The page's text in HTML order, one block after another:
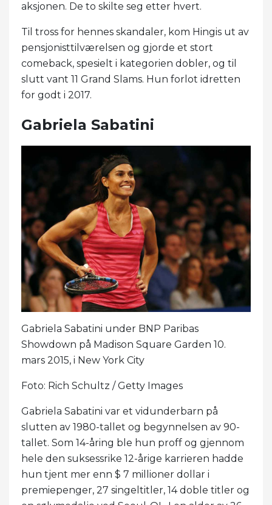
aksjonen. De to skilte seg etter hvert.
Til tross for hennes skandaler, kom Hingis ut av
pensjonisttilværelsen og gjorde et stort
comeback, spesielt i kategorien dobler, og til
slutt vant 11 Grand Slams. Hun forlot idretten
for godt i 2017.
Gabriela Sabatini
Gabriela Sabatini under BNP Paribas
Showdown på Madison Square Garden 10.
mars 2015, i New York City
Foto: Rich Schultz / Getty Images
Gabriela Sabatini var et vidunderbarn på
slutten av 1980-tallet og begynnelsen av 90-
tallet. Som 14-åring ble hun proff og gjennom
hele den suksessrike 12-årige karrieren hadde
hun tjent mer enn $ 7 millioner dollar i
premiepenger, 27 singeltitler, 14 doble titler og